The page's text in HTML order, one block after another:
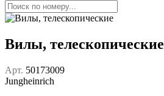
Вилы, телескопические
Арт. 50173009
Jungheinrich